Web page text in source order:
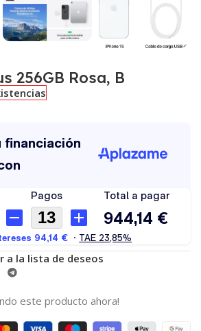
256GB Rosa, B
a la lista de deseos
este producto ahora!